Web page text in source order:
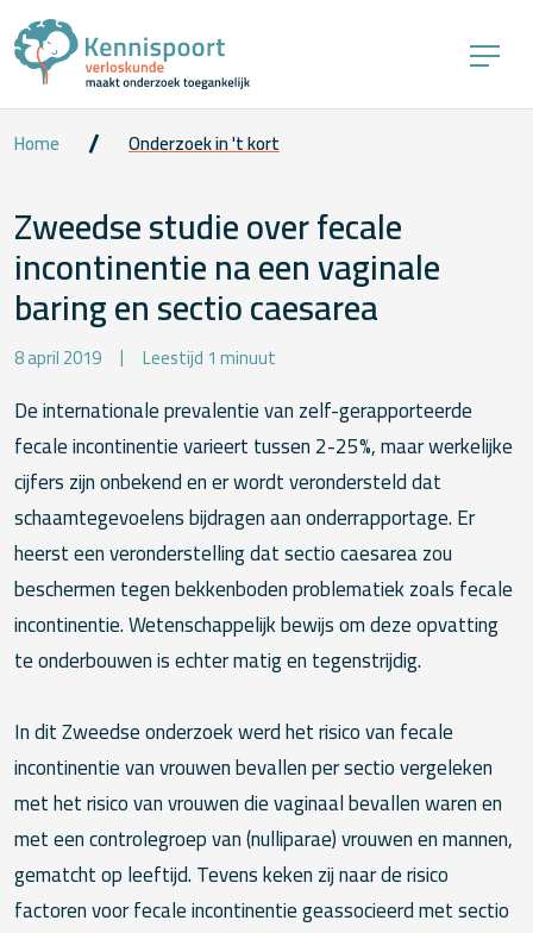
Home Onderzoek in 't kort
Zweedse studie over fecale
incontinentie na een vaginale
baring en sectio caesarea
8 april 2019 Leestijd 1 minuut
De internationale prevalentie van zelf-gerapporteerde
fecale incontinentie varieert tussen 2-25%, maar werkelijke
cijfers zijn onbekend en er wordt verondersteld dat
schaamtegevoelens bijdragen aan onderrapportage. Er
heerst een veronderstelling dat sectio caesarea zou
beschermen tegen bekkenboden problematiek zoals fecale
incontinentie. Wetenschappelijk bewijs om deze opvatting
te onderbouwen is echter matig en tegenstrijdig.
In dit Zweedse onderzoek werd het risico van fecale
incontinentie van vrouwen bevallen per sectio vergeleken
met het risico van vrouwen die vaginaal bevallen waren en
met een controlegroep van (nulliparae) vrouwen en mannen,
gematcht op leeftijd. Tevens keken zij naar de risico
factoren voor fecale incontinentie geassocieerd met sectio